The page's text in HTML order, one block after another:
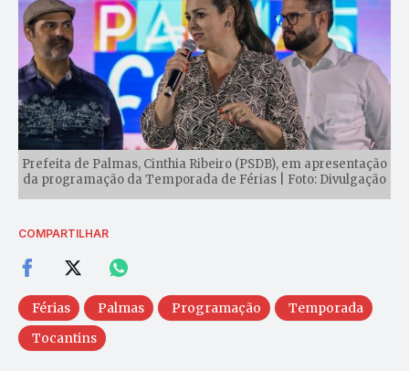
Prefeita de Palmas, Cinthia Ribeiro (PSDB), em apresentação
da programação da Temporada de Férias | Foto: Divulgação
COMPARTILHAR
Férias Palmas Programação
Temporada
Tocantins